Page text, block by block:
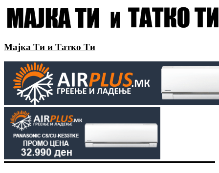
Мајка Ти и Татко Ти